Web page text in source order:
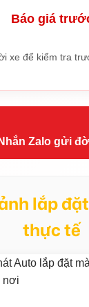
Báo giá
xe để kiểm tra
Nhắn Zalo gửi
lắp
thực tế